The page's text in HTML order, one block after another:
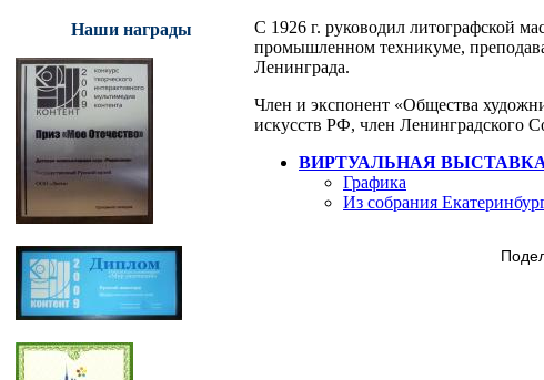
Наши награды
С 1926 г. руководил литографской
промышленном техникуме,
Ленинграда.
Член и экспонент «Общества
искусств РФ, член Ленинградского
ВИРТУАЛЬНАЯ
Графика
Из собрания